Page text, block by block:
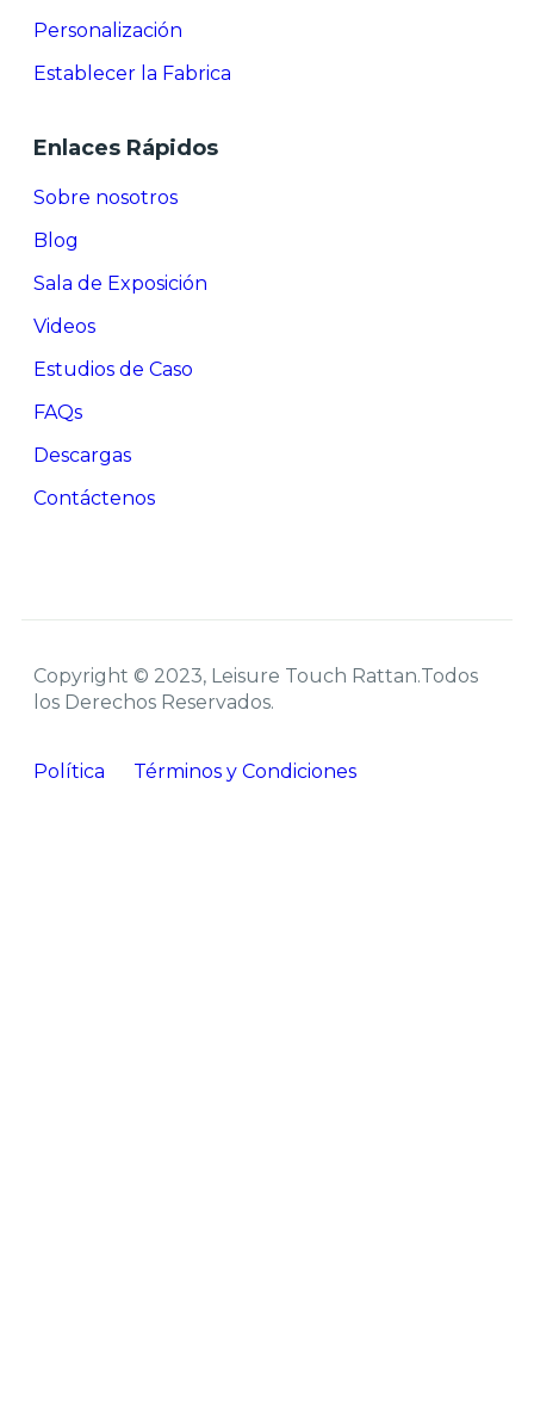
Personalización
Establecer la Fabrica
Enlaces Rápidos
Sobre nosotros
Blog
Sala de Exposición
Videos
Estudios de Caso
FAQs
Descargas
Contáctenos
Copyright © 2023, Leisure Touch Rattan.Todos
los Derechos Reservados.
Política Términos y Condiciones